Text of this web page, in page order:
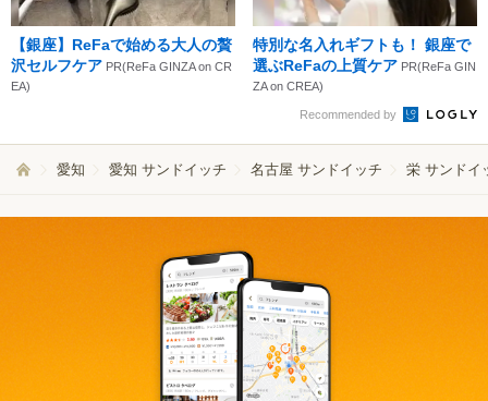
【銀座】ReFaで始める大人の贅
沢セルフケア PR(ReFa GINZA on CR
EA)
特別な名入れギフトも！ 銀座で
選ぶReFaの上質ケア PR(ReFa GIN
ZA on CREA)
Recommended by
愛知 愛知 サンドイッチ 名古屋 サンドイッチ 栄 サンドイ